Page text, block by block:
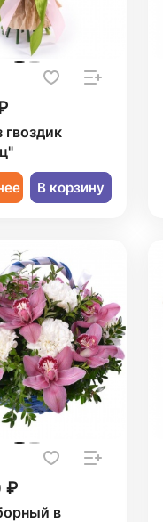
гвоздик
В корзину
₽
в